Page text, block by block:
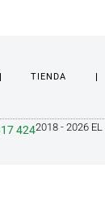
TIENDA
4242018 - 2026 EL